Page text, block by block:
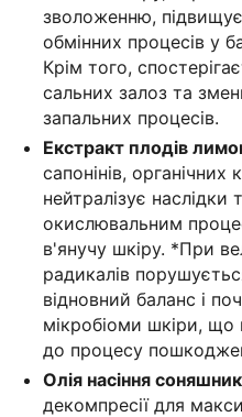
зволоженню, підвищує
обмінних процесів у
Крім того,
сальних залоз та
запальних процесів.
Екстракт плодів
сапонінів, органічних
нейтралізує наслідки
окислювальним
в'янучу шкіру. *При
радикалів
відновний баланс і
мікробіоми шкіри, що
до процесу
Олія насіння
декомпресії для